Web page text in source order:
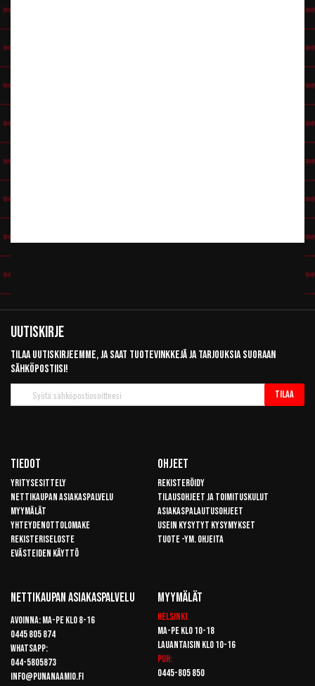
Uutiskirje
Tilaa uutiskirjeemme, ja saat tuotevinkkejä ja tarjouksia suoraan
sähköpostiisi!
uutiskirje
Tilaa
Tiedot
Yritysesittely
Nettikaupan asiakaspalvelu
Myymälät
Yhteydenottolomake
Rekisteriseloste
Evästeiden käyttö
Ohjeet
Rekisteröidy
Tilausohjeet ja toimituskulut
Asiakaspalautusohjeet
Usein kysytyt kysymykset
Tuote -ym. ohjeita
Nettikaupan Asiakaspalvelu
Avoinna: Ma-pe klo 8-16
0445 805 874
Whatsapp:
044-5805873
info@punanaamio.fi
Myymälät
Helsinki
Ma-pe klo 10-18
Lauantaisin klo 10-16
Puh:
0445-805 850